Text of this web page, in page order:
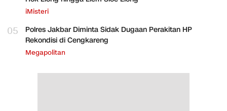
iMisteri
05
Polres Jakbar Diminta Sidak Dugaan Perakitan HP
Rekondisi di Cengkareng
Megapolitan